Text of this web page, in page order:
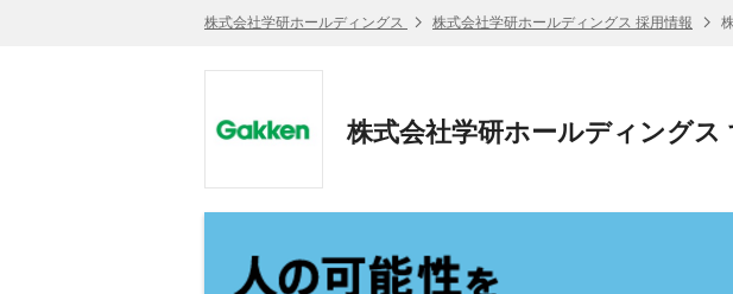
株式会社学研ホールディングス 株式会社学研ホールディングス 採用情報
株式会社学研ホールディングス